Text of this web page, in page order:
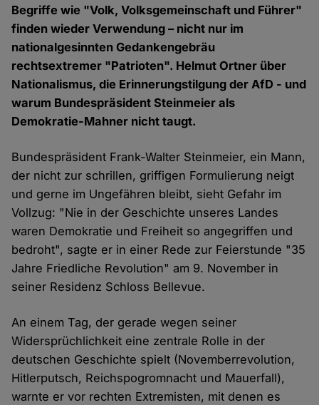
Begriffe wie "Volk, Volksgemeinschaft und Führer"
finden wieder Verwendung – nicht nur im
nationalgesinnten Gedankengebräu
rechtsextremer "Patrioten". Helmut Ortner über
Nationalismus, die Erinnerungstilgung der AfD - und
warum Bundespräsident Steinmeier als
Demokratie-Mahner nicht taugt.
Bundespräsident Frank-Walter Steinmeier, ein Mann,
der nicht zur schrillen, griffigen Formulierung neigt
und gerne im Ungefähren bleibt, sieht Gefahr im
Vollzug: "Nie in der Geschichte unseres Landes
waren Demokratie und Freiheit so angegriffen und
bedroht", sagte er in einer Rede zur Feierstunde "35
Jahre Friedliche Revolution" am 9. November in
seiner Residenz Schloss Bellevue.
An einem Tag, der gerade wegen seiner
Widersprüchlichkeit eine zentrale Rolle in der
deutschen Geschichte spielt (Novemberrevolution,
Hitlerputsch, Reichspogromnacht und Mauerfall),
warnte er vor rechten Extremisten, mit denen es